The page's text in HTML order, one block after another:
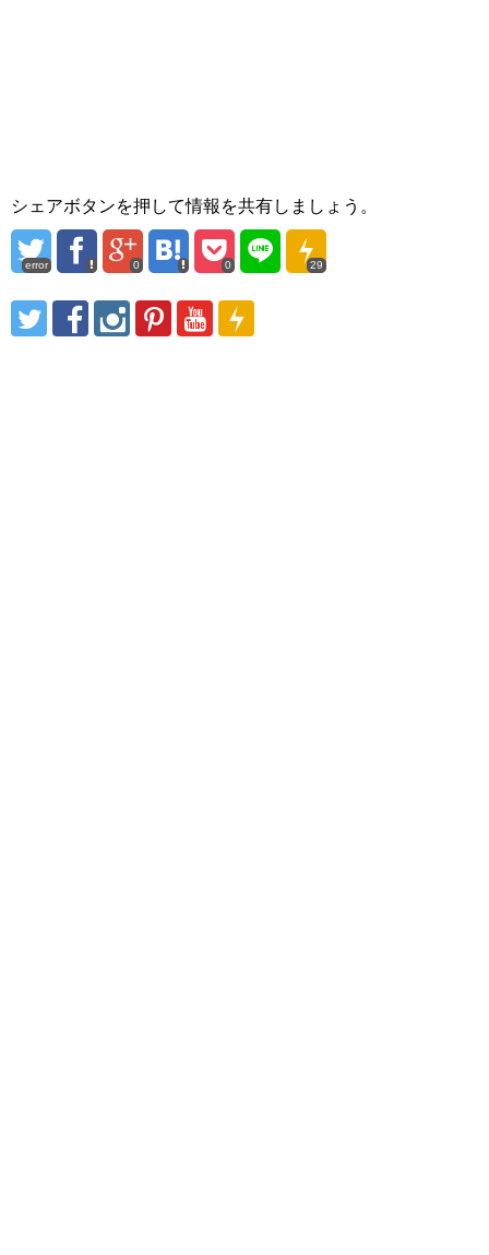
シェアボタンを押して情報を共有しましょう。
error 0 0 29